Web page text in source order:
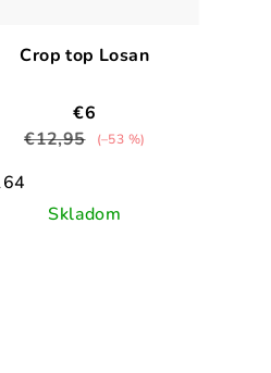
Crop top Losan
€6
€12,95
(–53 %)
Skladom